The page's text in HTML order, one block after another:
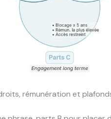
rémunération et